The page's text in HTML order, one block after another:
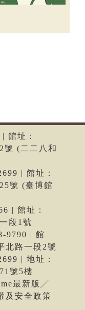
館址：
號 (二二八和
| 館址：
號 (臺博館
| 館址：
段1號
9790 | 館
北路一段2號
| 地址：
號5樓
最新版╱
及安全政策